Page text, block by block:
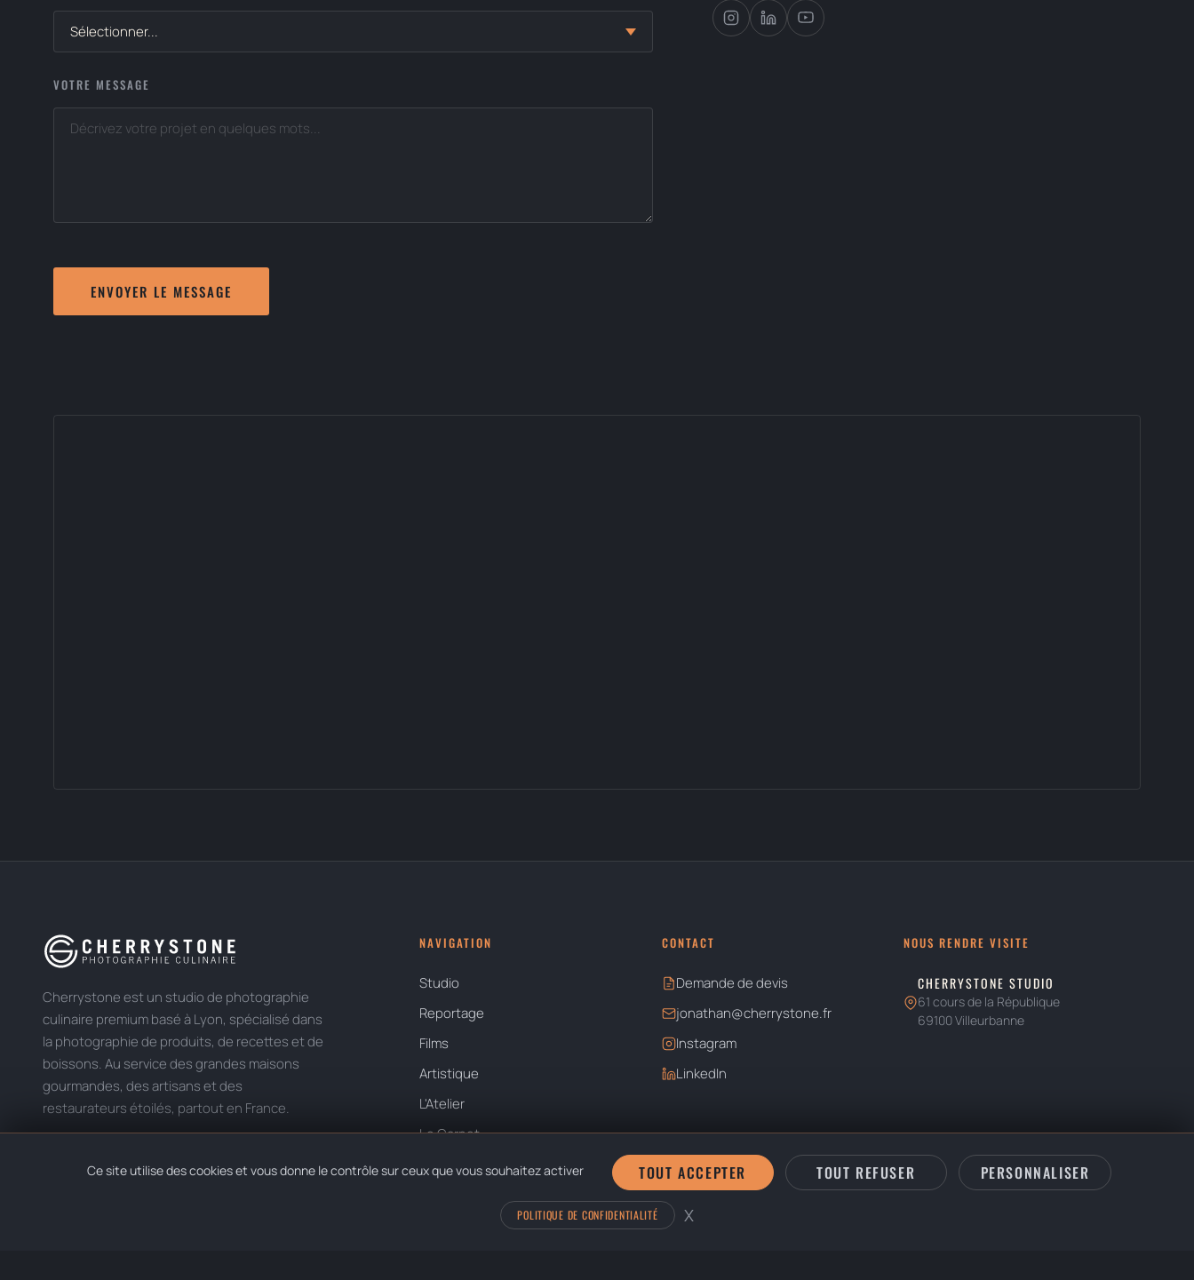
Ce site utilise des cookies et vous donne le contrôle sur ceux que vous souhaitez activer TOUT ACCEPTER TOUT REFUSER PERSONNALISER
POLITIQUE DE CONFIDENTIALITÉ XMasquer le bandeau des cookies
VOTRE MESSAGE
ENVOYER LE MESSAGE
Cherrystone est un studio de photographie
culinaire premium basé à Lyon, spécialisé dans
la photographie de produits, de recettes et de
boissons. Au service des grandes maisons
gourmandes, des artisans et des
restaurateurs étoilés, partout en France.
NAVIGATION
Studio
Reportage
Films
Artistique
L'Atelier
Le Carnet
À Propos
CONTACT
Demande de devis
jonathan@cherrystone.fr
Instagram
LinkedIn
NOUS RENDRE VISITE
CHERRYSTONE STUDIO
61 cours de la République
69100 Villeurbanne